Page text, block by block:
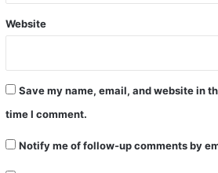
Website
Save my name, email, and website in
time I comment.
Notify me of follow-up comments by